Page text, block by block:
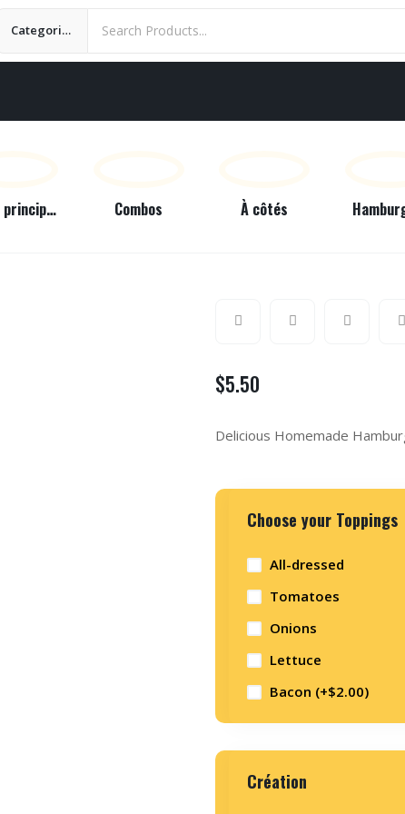
Categories
Plats principaux Combos À côtés
$5.50
Delicious Homemade
Choose your Toppings
All-dressed
Tomatoes
Onions
Lettuce
Bacon (+$2.00)
Création